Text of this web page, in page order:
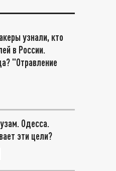
узнали, кто
в России.
"Отравление
Одесса.
эти цели?